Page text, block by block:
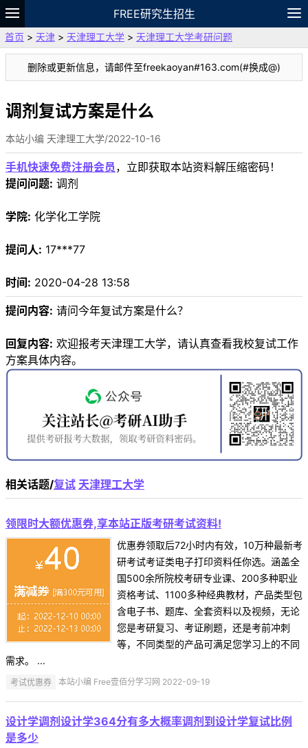
FREE研究生招生
题库
故事 专题 APP 笔记
论坛
VIP
资料
首页 > 天津 > 天津理工大学 > 天津理工大学考研问题
删除或更新信息，请邮件至freekaoyan#163.com(#换成@)
调剂复试方案是什么
本站小编 天津理工大学/2022-10-16
手机快速免费注册会员 ，立即获取本站资料解压缩密码！
提问问题: 调剂
学院: 化学化工学院
提问人: 17***77
时间: 2020-04-28 13:58
提问内容: 请问今年复试方案是什么？
回复内容: 欢迎报考天津理工大学，请认真查看我校复试工作
方案具体内容。
相关话题/复试 天津理工大学
领限时大额优惠券,享本站正版考研考试资料!
优惠券领取后72小时内有效，10万种最新考
研考试考证类电子打印资料任你选。涵盖全
国500余所院校考研专业课、200多种职业
资格考试、1100多种经典教材，产品类型包
含电子书、题库、全套资料以及视频，无论
您是考研复习、考证刷题，还是考前冲刺
等，不同类型的产品可满足您学习上的不同
需求。 ...
考试优惠券 本站小编 Free壹佰分学习网 2022-09-19
设计学调剂设计学364分有多大概率调剂到设计学复试比例
是多少